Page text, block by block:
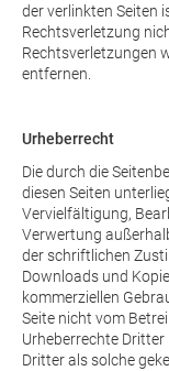
der verlinkten Seiten
Rechtsverletzung
Rechtsverletzungen
entfernen.
Urheberrecht
Die durch die
diesen Seiten
Vervielfältigung,
Verwertung
der schriftlichen
Downloads und
kommerziellen
Seite nicht vom
Urheberrechte
Dritter als solche